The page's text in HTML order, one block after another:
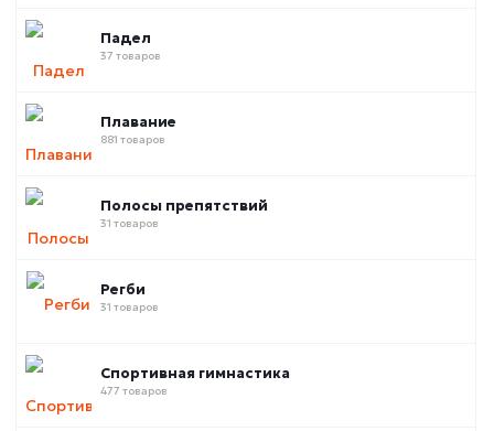
Падел
37 товаров
Плавание
881 товаров
Полосы препятствий
31 товаров
Регби
31 товаров
Спортивная гимнастика
477 товаров